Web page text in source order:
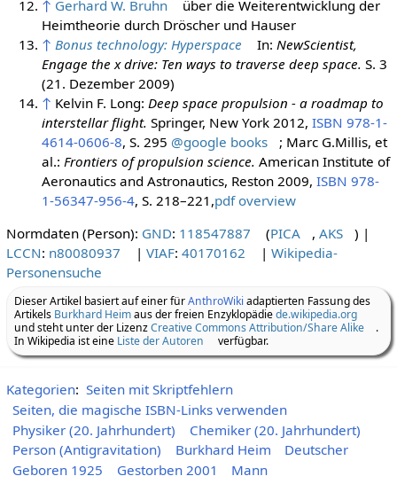
↑ Gerhard W. Bruhn
über die Weiterentwicklung der
Heimtheorie durch Dröscher und Hauser
↑ Bonus technology: Hyperspace In: NewScientist,
Engage the x drive: Ten ways to traverse deep space. S. 3
(21. Dezember 2009)
↑ Kelvin F. Long: Deep space propulsion - a roadmap to
interstellar flight. Springer, New York 2012, ISBN 978-1-
4614-0606-8, S. 295 @google books
; Marc G.Millis, et
al.: Frontiers of propulsion science. American Institute of
Aeronautics and Astronautics, Reston 2009, ISBN 978-
1-56347-956-4, S. 218–221,pdf overview
Normdaten (Person): GND: 118547887 (PICA , AKS ) |
LCCN: n80080937 | VIAF: 40170162 | Wikipedia-
Personensuche
Dieser Artikel basiert auf einer fürAnthroWiki adaptierten Fassung des
Artikels Burkhard Heimaus der freien Enzyklopädiede.wikipedia.org
und steht unter der LizenzCreative Commons Attribution/Share Alike
.
In Wikipedia ist eine Liste der Autoren verfügbar.
Kategorien: Seiten mit Skriptfehlern
Seiten, die magische ISBN-Links verwenden
Physiker (20. Jahrhundert)
Chemiker (20. Jahrhundert)
Person (Antigravitation)
Burkhard Heim
Deutscher
Geboren 1925
Gestorben 2001 Mann